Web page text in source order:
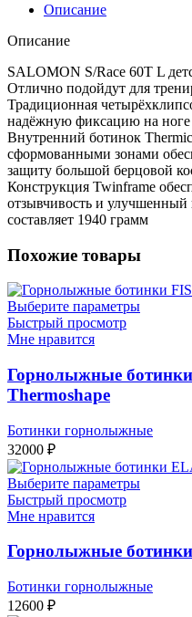
Описание
Описание
SALOMON S/Race 60T L
Отлично подойдут для
Традиционная
надёжную фиксацию на ноге
Внутренний ботинок
сформованными зонами
защиту большой берцовой
Конструкция Twinframe
отзывчивость и улучшенный
составляет 1940 грамм
Похожие товары
Выберите параметры
Быстрый просмотр
Мне нравится
Горнолыжные
Thermoshape
Ботинки горнолыжные
32000 ₽
Выберите параметры
Быстрый просмотр
Мне нравится
Горнолыжные
Ботинки горнолыжные
12600 ₽